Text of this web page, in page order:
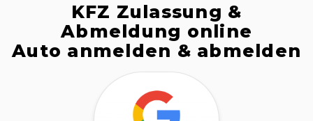
KFZ Zulassung &
Abmeldung online
Auto anmelden & abmelden